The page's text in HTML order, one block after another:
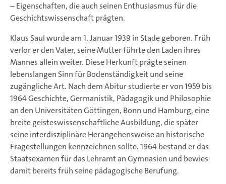
– Eigenschaften, die auch seinen Enthusiasmus für die
Geschichtswissenschaft prägten.
Klaus Saul wurde am 1. Januar 1939 in Stade geboren. Früh
verlor er den Vater, seine Mutter führte den Laden ihres
Mannes allein weiter. Diese Herkunft prägte seinen
lebenslangen Sinn für Bodenständigkeit und seine
zugängliche Art. Nach dem Abitur studierte er von 1959 bis
1964 Geschichte, Germanistik, Pädagogik und Philosophie
an den Universitäten Göttingen, Bonn und Hamburg, eine
breite geisteswissenschaftliche Ausbildung, die später
seine interdisziplinäre Herangehensweise an historische
Fragestellungen kennzeichnen sollte. 1964 bestand er das
Staatsexamen für das Lehramt an Gymnasien und bewies
damit bereits früh seine pädagogische Berufung.